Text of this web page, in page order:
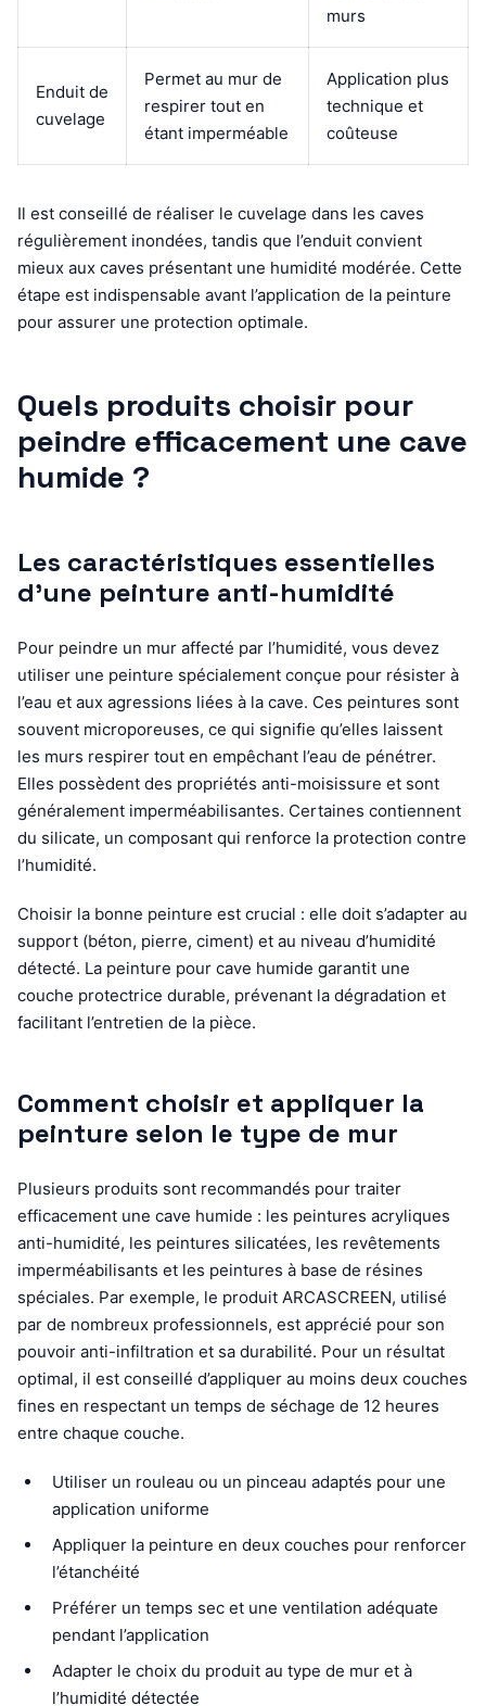
murs
Enduit de
cuvelage
Permet au mur de
respirer tout en
étant imperméable
Application plus
technique et
coûteuse
Il est conseillé de réaliser le cuvelage dans les caves
régulièrement inondées, tandis que l’enduit convient
mieux aux caves présentant une humidité modérée. Cette
étape est indispensable avant l’application de la peinture
pour assurer une protection optimale.
Quels produits choisir pour
peindre efficacement une cave
humide ?
Les caractéristiques essentielles
d’une peinture anti-humidité
Pour peindre un mur affecté par l’humidité, vous devez
utiliser une peinture spécialement conçue pour résister à
l’eau et aux agressions liées à la cave. Ces peintures sont
souvent microporeuses, ce qui signifie qu’elles laissent
les murs respirer tout en empêchant l’eau de pénétrer.
Elles possèdent des propriétés anti-moisissure et sont
généralement imperméabilisantes. Certaines contiennent
du silicate, un composant qui renforce la protection contre
l’humidité.
Choisir la bonne peinture est crucial : elle doit s’adapter au
support (béton, pierre, ciment) et au niveau d’humidité
détecté. La peinture pour cave humide garantit une
couche protectrice durable, prévenant la dégradation et
facilitant l’entretien de la pièce.
Comment choisir et appliquer la
peinture selon le type de mur
Plusieurs produits sont recommandés pour traiter
efficacement une cave humide : les peintures acryliques
anti-humidité, les peintures silicatées, les revêtements
imperméabilisants et les peintures à base de résines
spéciales. Par exemple, le produit ARCASCREEN, utilisé
par de nombreux professionnels, est apprécié pour son
pouvoir anti-infiltration et sa durabilité. Pour un résultat
optimal, il est conseillé d’appliquer au moins deux couches
fines en respectant un temps de séchage de 12 heures
entre chaque couche.
Utiliser un rouleau ou un pinceau adaptés pour une
application uniforme
Appliquer la peinture en deux couches pour renforcer
l’étanchéité
Préférer un temps sec et une ventilation adéquate
pendant l’application
Adapter le choix du produit au type de mur et à
l’humidité détectée